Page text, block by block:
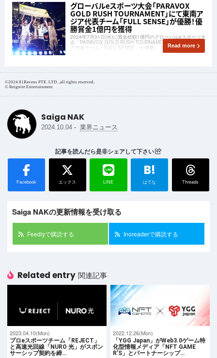
グローバルeスポーツ大会「PARAVOX
GOLD RUSH TOURNAMENT」にて東南ア
ジア代表チーム「FULL SENSE」が優勝！優
勝賞金1億円を獲得
2024年7月31日(水)に賞金総額1億円のグローバルeスポーツ大
会「PARAVOX GOLD RUSH TOURNAMENT」で、東南アジ
ア代表チーム「FULL SENSE」が優勝しました。Read more
©2024 81Ravens PTE. LTD. ,all rights reserved.
© Reignite Entertainment
Saiga NAK
2024.10.04 - 業界ニュース
記事を読んだら是非シェアして下さい
Facebook エックス LINE
B!
はてな Threads
Saiga NAKの更新情報を受け取る
Feedlyで購読する Inoreaderで購読する
Related entry 関連記事
2023.04.10(Mon)
プロeスポーツチーム「REJECT」
と高速光回線「NURO 光」がスポン
サーシップ契約を締…
2022.12.26(Mon)
「YGG Japan」がWeb3.0ゲーム特
化型情報メディア「NFT GAME
R’S」とパートナーシップ…